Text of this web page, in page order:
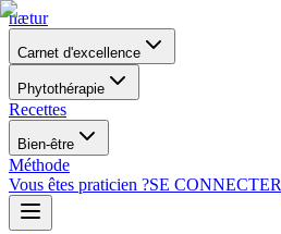
nætur
Carnet d'excellence
Phytothérapie
Recettes
Bien-être
Méthode
Vous êtes praticien ?SE CONNECTER